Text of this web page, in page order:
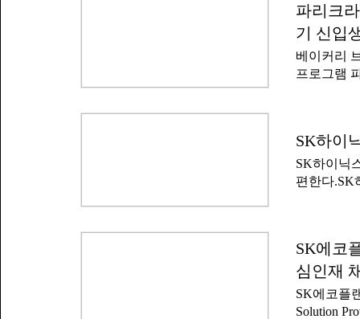
정에 들어
어나, 철저
심으로 설
술자 △공
△온라인
영업점 운
은 광주·
보유자다
을 보유하
밝혔다.iM
도 강원지
했다.광주
서를 접수
및 면접 등
파리크
기 신입
베이커리
프로그램
야 전문 기
상 정직원
일까지 지
월 1기를
상 관계자
공하고,
라며 '앞으
SK하이
SK하이닉
편한다.SK
개편으로
부합한다
채용 구조
을 지닌 인
SK에코
심인재
SK에코플
Solution